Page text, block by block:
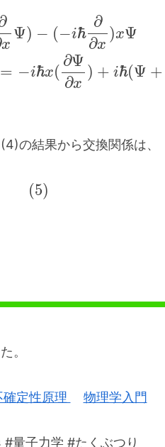
x
Ψ) − (−iħ ∂
∂x
)xΨ
= −iħx(
∂Ψ
∂x
) + iħ(Ψ +
の結果から交換関係は、
(5)
。
定性原理 物理学入門
量子力学 #たくぶつり